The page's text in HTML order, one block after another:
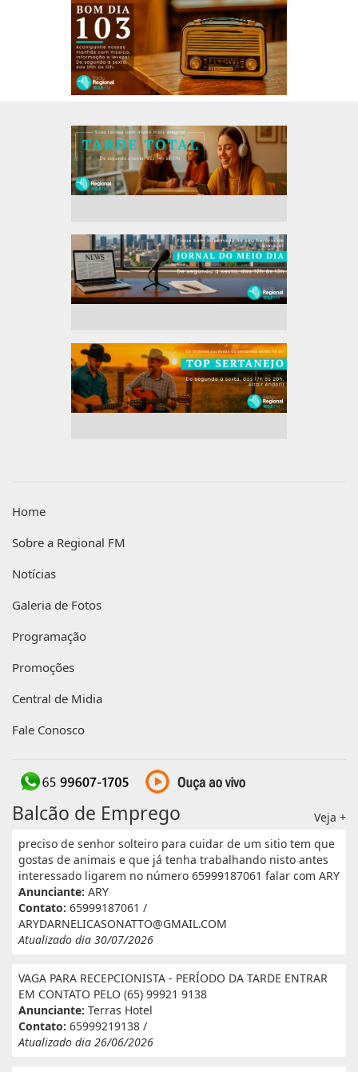
Home
Sobre a Regional FM
Notícias
Galeria de Fotos
Programação
Promoções
Central de Midia
Fale Conosco
Balcão de Emprego
Veja +
preciso de senhor solteiro para cuidar de um sitio tem que
gostas de animais e que já tenha trabalhando nisto antes
interessado ligarem no número 65999187061 falar com ARY
Anunciante: ARY
Contato: 65999187061 /
ARYDARNELICASONATTO@GMAIL.COM
Atualizado dia 30/07/2026
VAGA PARA RECEPCIONISTA - PERÍODO DA TARDE ENTRAR
EM CONTATO PELO (65) 99921 9138
Anunciante: Terras Hotel
Contato: 65999219138 /
Atualizado dia 26/06/2026